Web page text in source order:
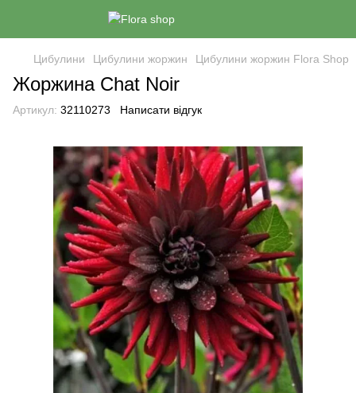
Цибулини Цибулини жоржин Цибулини жоржин Flora Shop
Жоржина Chat Noir
Артикул: 32110273 Написати відгук